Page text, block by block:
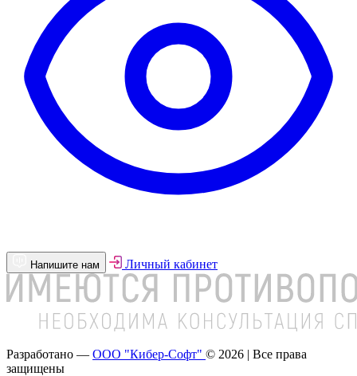
Напишите нам Личный кабинет
Разработано — ООО "Кибер-Софт" © 2026 | Все права
защищены